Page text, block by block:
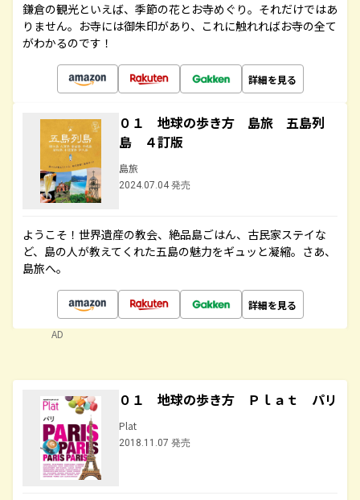
鎌倉の観光といえば、季節の花とお寺めぐり。それだけではあ
りません。お寺には御朱印があり、これに触れればお寺の全て
がわかるのです！
詳細を見る
０１ 地球の歩き方 島旅 五島列
島 ４訂版
島旅
2024.07.04 発売
ようこそ！世界遺産の教会、絶品島ごはん、古民家ステイな
ど、島の人が教えてくれた五島の魅力をギュッと凝縮。さあ、
島旅へ。
詳細を見る
AD
０１ 地球の歩き方 Ｐｌａｔ パリ
Plat
2018.11.07 発売